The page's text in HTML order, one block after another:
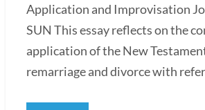
Application and Improvisation
SUN This essay reflects on the
application of the New
remarriage and divorce with